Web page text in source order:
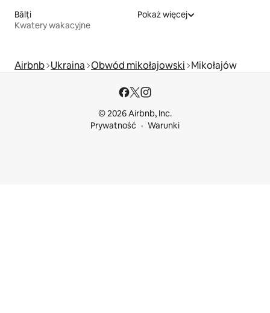
Bălți
Kwatery wakacyjne
Pokaż więcej
Airbnb Ukraina Obwód mikołajowski Mikołajów
© 2026 Airbnb, Inc.
Prywatność
Warunki